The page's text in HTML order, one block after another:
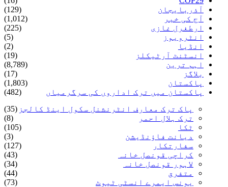
آذربایجان
(129)
آج کی خبر
(1,012)
ارطغرل غازی
(225)
انٹرویوز
(5)
انڈیا
(2)
انسٹنٹ آرٹیکلز
(19)
اہم ترین
(8,789)
بلاگز
(17)
پاکستان
(1,803)
پاکستان میں ترک اداروں کی سرگرمیاں
(482)
پاک ترک معارف انٹرنشنل سکول اینڈ کالجز (35)
ترک ہلال احمر
(8)
ٹکا
(105)
دیانت فاؤنڈیشن
(3)
سفارتکار
(127)
کراچی قونصل خانہ
(43)
لاہور قونصل خانہ
(34)
متفرق
(44)
یونس ایمرے انسٹی ٹیوٹ
(73)